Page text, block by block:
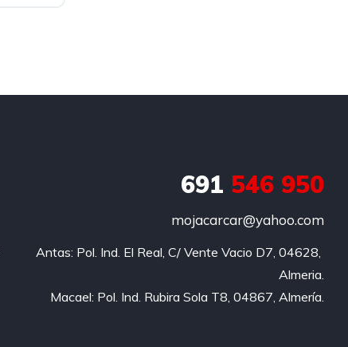
691 546 950
mojacarcar@yahoo.com
Antas: Pol. Ind. El Real, C/ Vente Vacio D7, 04628,
Almeria.
Macael: Pol. Ind. Rubira Sola T8, 04867, Almería.